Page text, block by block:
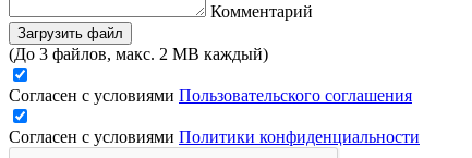
Комментарий
Загрузить файл
(До 3 файлов, макс. 2 MB каждый)
Согласен с условиями Пользовательского соглашения
Согласен с условиями Политики конфиденциальности